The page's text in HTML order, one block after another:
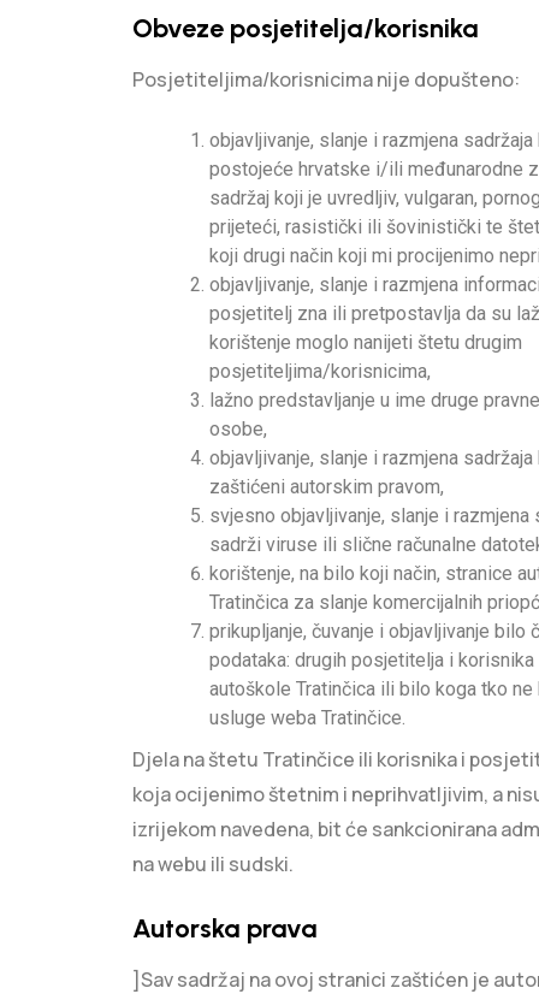
Obveze posjetitelja/korisnika
Posjetiteljima/korisnicima nije dopušteno:
objavljivanje, slanje i razmjena
postojeće hrvatske i/ili međunarodne
sadržaj koji je uvredljiv, vulgaran,
prijeteći, rasistički ili šovinistički te
koji drugi način koji mi procijenimo
objavljivanje, slanje i razmjena
posjetitelj zna ili pretpostavlja da su
korištenje moglo nanijeti štetu drugim
posjetiteljima/korisnicima,
lažno predstavljanje u ime druge
osobe,
objavljivanje, slanje i razmjena
zaštićeni autorskim pravom,
svjesno objavljivanje, slanje i razmjena
sadrži viruse ili slične računalne
korištenje, na bilo koji način, stranice
Tratinčica za slanje komercijalnih
prikupljanje, čuvanje i objavljivanje bilo
podataka: drugih posjetitelja i korisnika
autoškole Tratinčica ili bilo koga tko
usluge weba Tratinčice.
Djela na štetu Tratinčice ili korisnika i
koja ocijenimo štetnim i neprihvatljivim, a
izrijekom navedena, bit će sankcionirana
na webu ili sudski.
Autorska prava
]Sav sadržaj na ovoj stranici zaštićen je